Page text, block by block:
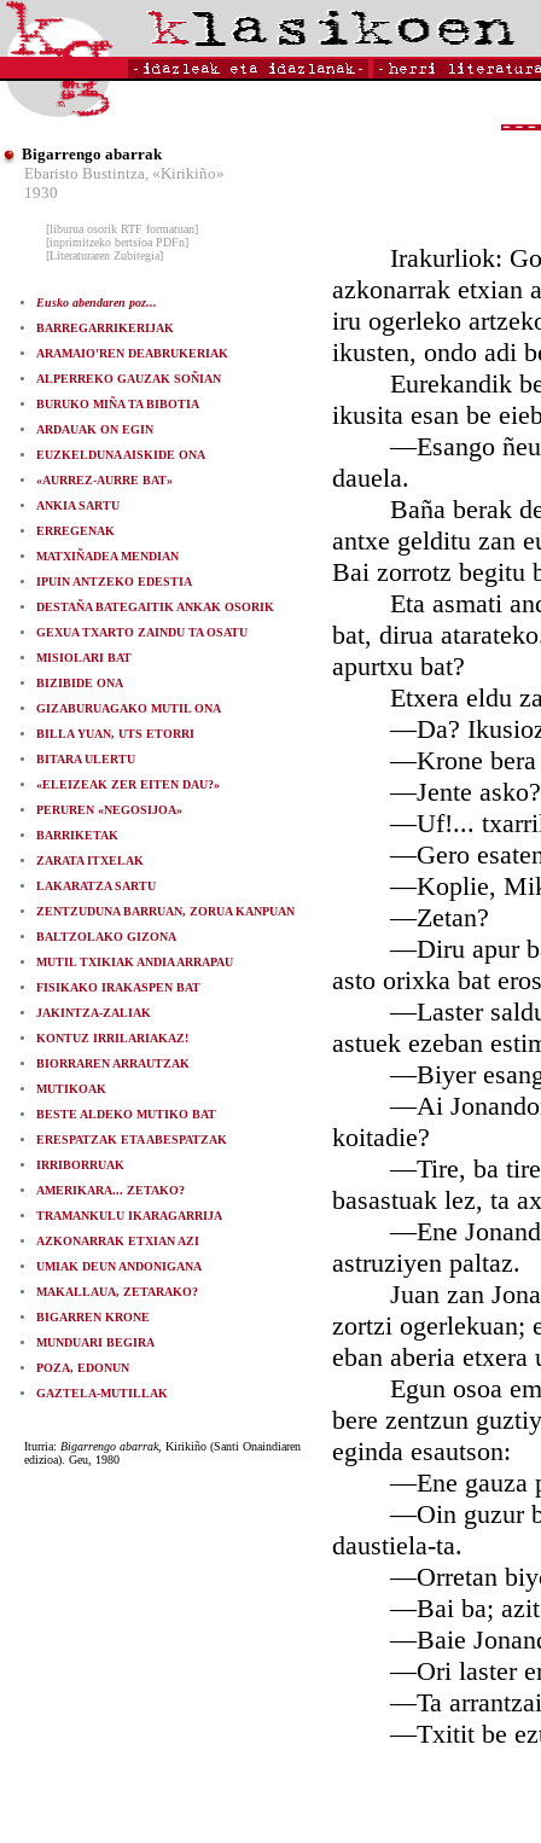
Bigarrengo abarrak
Ebaristo Bustintza, «Kirikiño»
1930
[liburua osorik RTF formatuan]
[inprimitzeko bertsioa PDFn]
[Literaturaren Zubitegia]
Eusko abendaren poz...
BARREGARRIKERIJAK
ARAMAIO'REN DEABRUKERIAK
ALPERREKO GAUZAK SOÑIAN
BURUKO MIÑA TA BIBOTIA
ARDAUAK ON EGIN
EUZKELDUNA AISKIDE ONA
«AURREZ-AURRE BAT»
ANKIA SARTU
ERREGENAK
MATXIÑADEA MENDIAN
IPUIN ANTZEKO EDESTIA
DESTAÑA BATEGAITIK ANKAK OSORIK
GEXUA TXARTO ZAINDU TA OSATU
MISIOLARI BAT
BIZIBIDE ONA
GIZABURUAGAKO MUTIL ONA
BILLA YUAN, UTS ETORRI
BITARA ULERTU
«ELEIZEAK ZER EITEN DAU?»
PERUREN «NEGOSIJOA»
BARRIKETAK
ZARATA ITXELAK
LAKARATZA SARTU
ZENTZUDUNA BARRUAN, ZORUA KANPUAN
BALTZOLAKO GIZONA
MUTIL TXIKIAK ANDIA ARRAPAU
FISIKAKO IRAKASPEN BAT
JAKINTZA-ZALIAK
KONTUZ IRRILARIAKAZ!
BIORRAREN ARRAUTZAK
MUTIKOAK
BESTE ALDEKO MUTIKO BAT
ERESPATZAK ETA ABESPATZAK
IRRIBORRUAK
AMERIKARA... ZETAKO?
TRAMANKULU IKARAGARRIJA
AZKONARRAK ETXIAN AZI
UMIAK DEUN ANDONIGANA
MAKALLAUA, ZETARAKO?
BIGARREN KRONE
MUNDUARI BEGIRA
POZA, EDONUN
GAZTELA-MUTILLAK
Iturria: Bigarrengo abarrak, Kirikiño (Santi Onaindiaren
edizioa). Geu, 1980
Irakurliok:
azkonarrak etxian
iru ogerleko
ikusten, ondo adi
Eurekandik
ikusita esan be
—Esango
dauela.
Baña berak
antxe gelditu zan
Bai zorrotz begitu
Eta asmati
bat, dirua
apurtxu bat?
Etxera eldu
—Da?
—Krone bera
—Jente asko?
—Uf!...
—Gero esaten
—Koplie,
—Zetan?
—Diru apur bat
asto orixka bat
—Laster
astuek ezeban
—Biyer
—Ai Jonandon!
koitadie?
—Tire, ba tire;
basastuak lez, ta
—Ene Jonandon
astruziyen paltaz.
Juan zan
zortzi ogerlekuan;
eban aberia
Egun osoa
bere zentzun
eginda esautson:
—Ene gauza
—Oin guzur bat
daustiela-ta.
—Orretan biyok
—Bai ba;
—Baie
—Ori laster
—Ta
—Txitit be